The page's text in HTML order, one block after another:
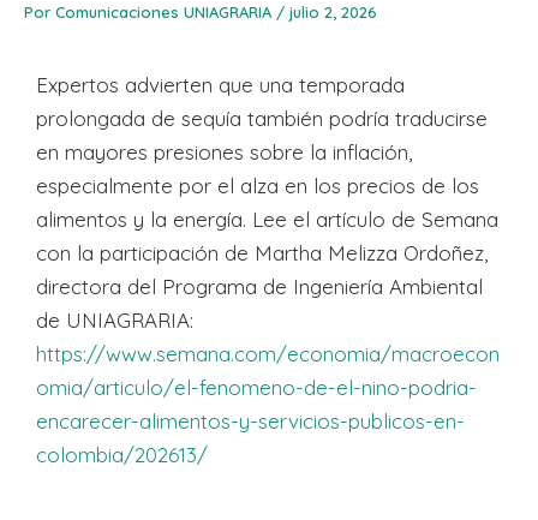
Por Comunicaciones UNIAGRARIA / julio 2, 2026
Expertos advierten que una temporada
prolongada de sequía también podría traducirse
en mayores presiones sobre la inflación,
especialmente por el alza en los precios de los
alimentos y la energía. Lee el artículo de Semana
con la participación de Martha Melizza Ordoñez,
directora del Programa de Ingeniería Ambiental
de UNIAGRARIA:
https://www.semana.com/economia/macroecon
omia/articulo/el-fenomeno-de-el-nino-podria-
encarecer-alimentos-y-servicios-publicos-en-
colombia/202613/